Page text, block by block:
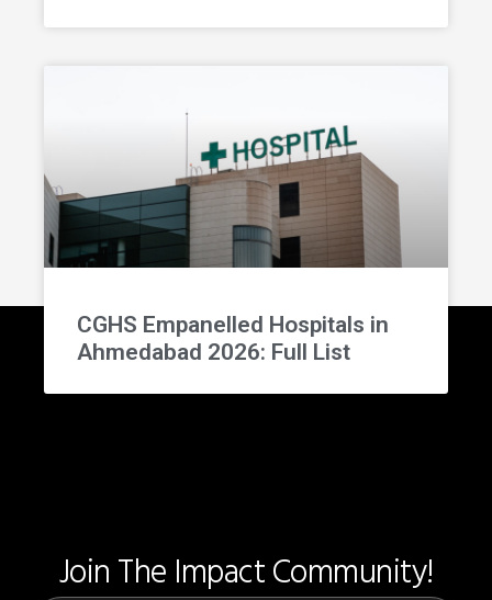
CGHS Empanelled Hospitals in
Ahmedabad 2026: Full List
Join The Impact Community!